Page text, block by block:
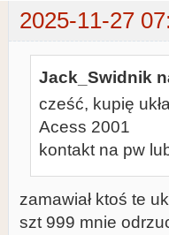
2025-11-27
Jack_Swidnik
cześć, kupię
Acess 2001
kontakt na pw
zamawiał ktoś te
szt 999 mnie